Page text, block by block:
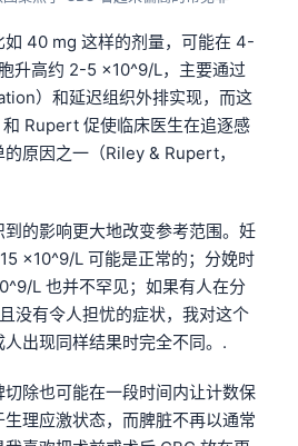
如 40 mg 这样的剂量，可能在 4-
升高约 2-5 ×10^9/L，主要通过
）和延迟组织外排实现，而这
Rupert 促使临床医生在追逐感
原因之一（Riley & Rupert，
的影响更大地改变参考范围。妊
×10^9/L 可能是正常的；分娩时
L 也并不罕见；如果有人在分
没有令人担忧的症状，我对这个
出现同样结果时完全不同。.
除也可能在一段时间内让计数保
理应激状态，而脾脏不再以通常